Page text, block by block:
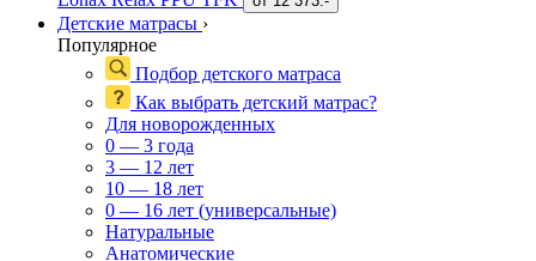
Детские матрасы ›
Популярное
Подбор детского матраса
Как выбрать детский матрас?
Для новорожденных
0 — 3 года
3 — 12 лет
10 — 18 лет
0 — 16 лет (универсальные)
Натуральные
Анатомические